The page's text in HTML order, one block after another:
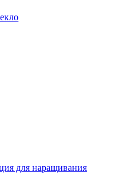
для наращивания